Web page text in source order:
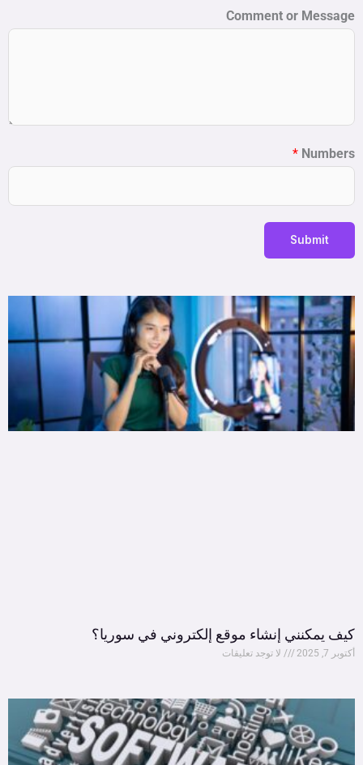
Comment or Message
Numbers
*
Submit
كيف يمكنني إنشاء موقع إلكتروني في سوريا؟
أكتوبر 7, 2025 لا توجد تعليقات